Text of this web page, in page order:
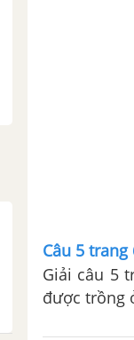
Câu 5 trang
Giải câu 5
được trồng